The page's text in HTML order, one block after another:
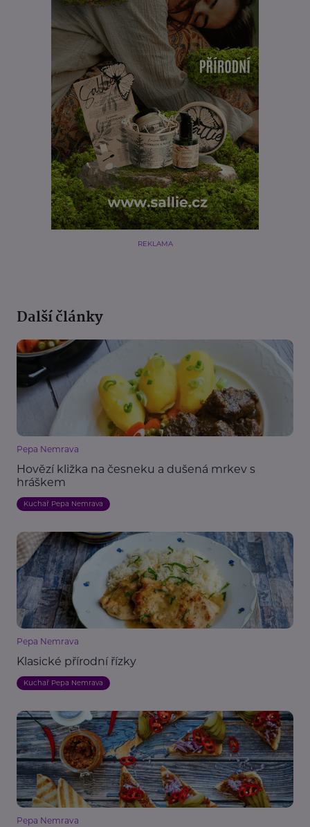
REKLAMA
Další články
Pepa Nemrava
Hovězí kližka na česneku a dušená mrkev s
hráškem
Kuchař Pepa Nemrava
Pepa Nemrava
Klasické přírodní řízky
Kuchař Pepa Nemrava
Pepa Nemrava